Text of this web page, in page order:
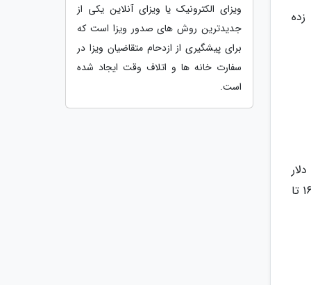
تخمین زده
شارژ ماهیانه (Aidat): این هزینه بسیار متغیر است. در مجتمع‌های معمولی بین 25 تا 70 دلار در حومه و 55 تا 130 دلار
در مرکز شهر است. در مجتمع‌های لوکس با امکانات کامل (استخر، باشگاه، نگهبانی 24 ساعته) این مبلغ می‌تواند به 162 تا
ویزای الکترونیک یا ویزای آنلاین یکی از
جدیدترین روش های صدور ویزا است که
برای پیشگیری از ازدحام متقاضیان ویزا در
سفارت خانه ها و اتلاف وقت ایجاد شده
است.